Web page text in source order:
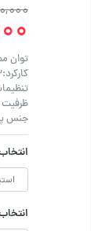
توان
کارکرد:2 کاره
ظرفیت
جنس